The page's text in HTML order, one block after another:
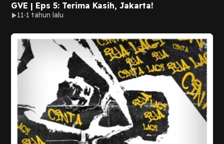
GVE | Eps 5: Terima Kasih, Jakarta!
11 1 tahun lalu